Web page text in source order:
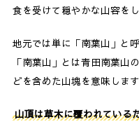
食を受けて穏やかな山容をし
地元では単に「南葉山」と
「南葉山」とは青田南葉山
どを含めた山塊を意味します
山頂は草木に覆われている